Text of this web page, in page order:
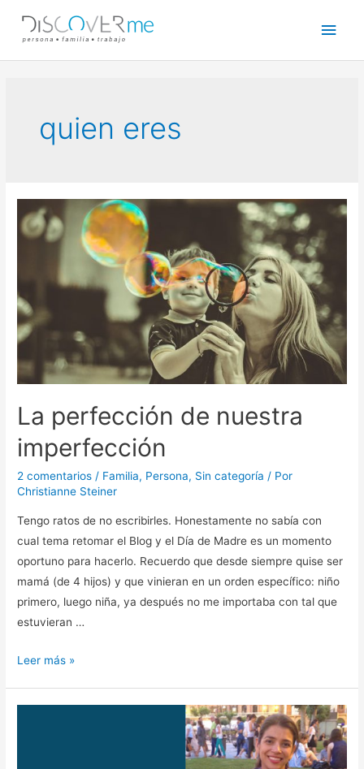
quien eres
La perfección de nuestra
imperfección
2 comentarios / Familia, Persona, Sin categoría / Por
Christianne Steiner
Tengo ratos de no escribirles. Honestamente no sabía con
cual tema retomar el Blog y el Día de Madre es un momento
oportuno para hacerlo. Recuerdo que desde siempre quise ser
mamá (de 4 hijos) y que vinieran en un orden específico: niño
primero, luego niña, ya después no me importaba con tal que
estuvieran …
Leer más »